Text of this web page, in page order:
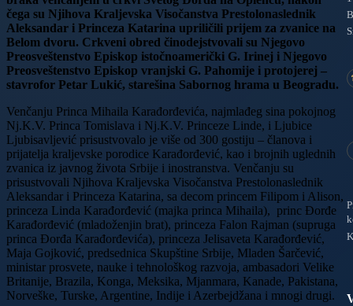
čega su Njihova Kraljevska Visočanstva Prestolonaslednik
Aleksandar i Princeza Katarina upriličili prijem za zvanice na
Belom dvoru. Crkveni obred činodejstvovali su Njegovo
Preosveštenstvo Episkop istočnoamerički G. Irinej i Njegovo
Preosveštenstvo Episkop vranjski G. Pahomije i protojerej –
stavrofor Petar Lukić, starešina Sabornog hrama u Beogradu.
Venčanju Princa Mihaila Karađorđevića, najmlađeg sina pokojnog
Nj.K.V. Princa Tomislava i Nj.K.V. Princeze Linde, i Ljubice
Ljubisavljević prisustvovalo je više od 300 gostiju – članova i
prijatelja kraljevske porodice Karađorđević, kao i brojnih uglednih
zvanica iz javnog života Srbije i inostranstva. Venčanju su
prisustvovali Njihova Kraljevska Visočanstva Prestolonaslednik
Aleksandar i Princeza Katarina, sa decom princem Filipom i Alison,
princeza Linda Karađorđević (majka princa Mihaila), princ Đorđe
Karađorđević (mladoženjin brat), princeza Falon Rajman (supruga
princa Đorđa Karađorđevića), princeza Jelisaveta Karađorđević,
Maja Gojković, predsednica Skupštine Srbije, Mladen Šarčević,
ministar prosvete, nauke i tehnološkog razvoja, ambasadori Velike
Britanije, Brazila, Konga, Meksika, Mjanmara, Kanade, Pakistana,
Norveške, Turske, Argentine, Indije i Azerbejdžana i mnogi drugi.